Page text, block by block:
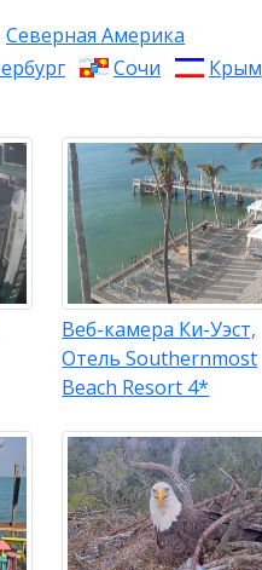
Северная Америка
Сочи
Крым
Веб-камера Ки-Уэст,
Отель Southernmost
Beach Resort 4*